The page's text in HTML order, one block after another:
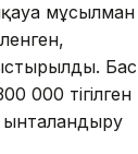
мұсылман
Бас
000 тігілген
ынталандыру